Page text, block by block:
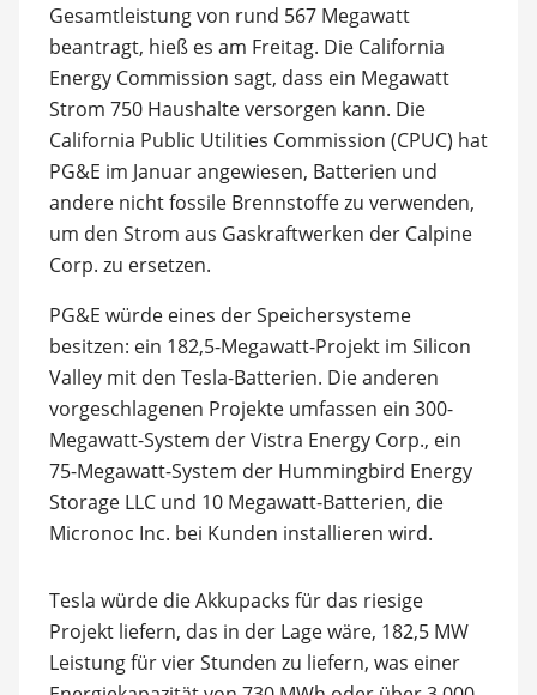
Gesamtleistung von rund 567 Megawatt
beantragt, hieß es am Freitag. Die California
Energy Commission sagt, dass ein Megawatt
Strom 750 Haushalte versorgen kann. Die
California Public Utilities Commission (CPUC) hat
PG&E im Januar angewiesen, Batterien und
andere nicht fossile Brennstoffe zu verwenden,
um den Strom aus Gaskraftwerken der Calpine
Corp. zu ersetzen.
PG&E würde eines der Speichersysteme
besitzen: ein 182,5-Megawatt-Projekt im Silicon
Valley mit den Tesla-Batterien. Die anderen
vorgeschlagenen Projekte umfassen ein 300-
Megawatt-System der Vistra Energy Corp., ein
75-Megawatt-System der Hummingbird Energy
Storage LLC und 10 Megawatt-Batterien, die
Micronoc Inc. bei Kunden installieren wird.
Tesla würde die Akkupacks für das riesige
Projekt liefern, das in der Lage wäre, 182,5 MW
Leistung für vier Stunden zu liefern, was einer